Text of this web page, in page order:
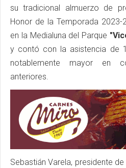
su tradicional almuerzo de
Honor de la Temporada
en la Medialuna del Parque
y contó con la asistencia de
notablemente mayor en
anteriores.
Sebastián Varela, presidente